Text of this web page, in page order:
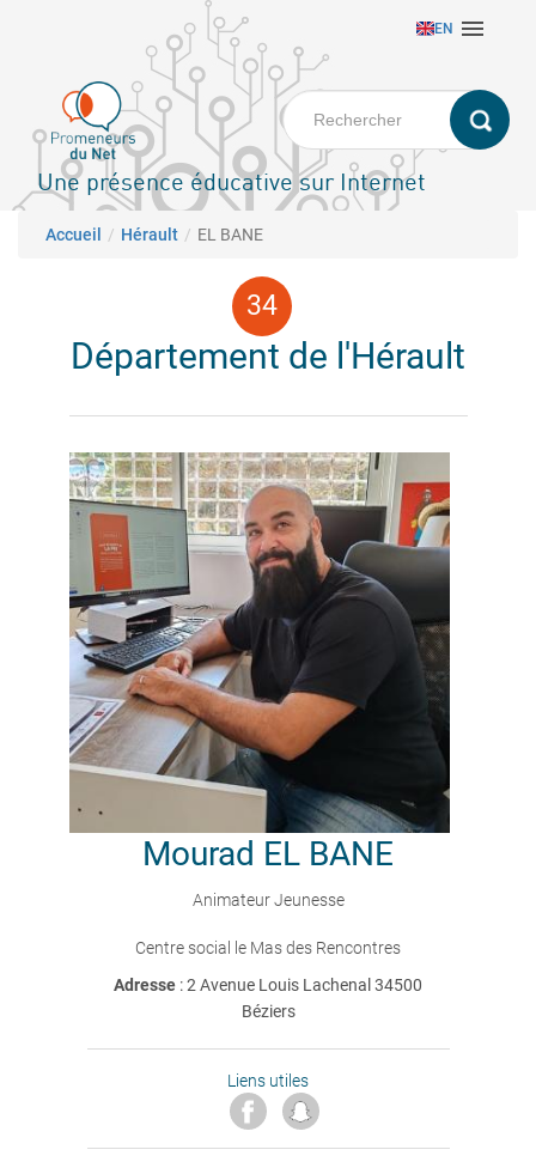
principal
EN 
Une présence éducative sur Internet
Fil d'Ariane
Accueil Hérault EL BANE
Département de l'Hérault
Mourad EL BANE
Animateur Jeunesse
Centre social le Mas des Rencontres
Adresse : 2 Avenue Louis Lachenal 34500
Béziers
Liens utiles